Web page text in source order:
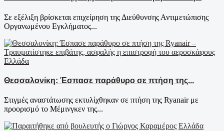
Σε εξέλιξη βρίσκεται επιχείρηση της Διεύθυνσης Αντιμετώπισης
Οργανωμένου Εγκλήματος...
Ελλάδα
Θεσσαλονίκη: Έσπασε παράθυρο σε πτήση της...
Στιγμές αναστάτωσης εκτυλίχθηκαν σε πτήση της Ryanair με
προορισμό το Μέμινγκεν της...
Ελλάδα